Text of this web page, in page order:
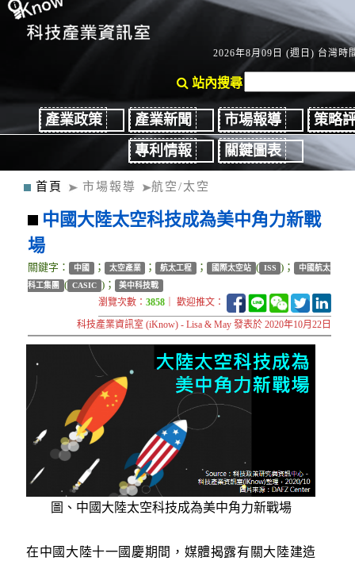
2026年8月09日 (週日) 台灣時
站內搜尋
產業政策 產業新聞 市場報導
策略
專利情報
關鍵圖表
首頁 市場報導 航空/太空
中國大陸太空科技成為美中角力新戰
場
關鍵字： 中國 ； 太空產業 ； 航太工程 ； 國際太空站 ( ISS )； 中國航太
科工集團
( CASIC )； 美中科技戰
瀏覽次數：3858 ｜ 歡迎推文：
科技產業資訊室 (iKnow) - Lisa & May 發表於 2020年10月22日
圖、中國大陸太空科技成為美中角力新戰場
在中國大陸十一國慶期間，媒體揭露有關大陸建造